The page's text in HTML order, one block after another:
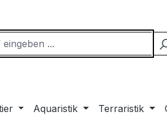
Aquaristik Terraristik